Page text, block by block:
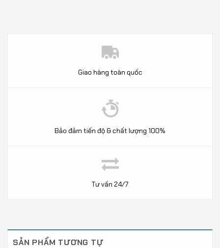
Giao hàng toàn quốc
Bảo đảm tiến độ & chất lượng 100%
Tư vấn 24/7
SẢN PHẨM TƯƠNG TỰ